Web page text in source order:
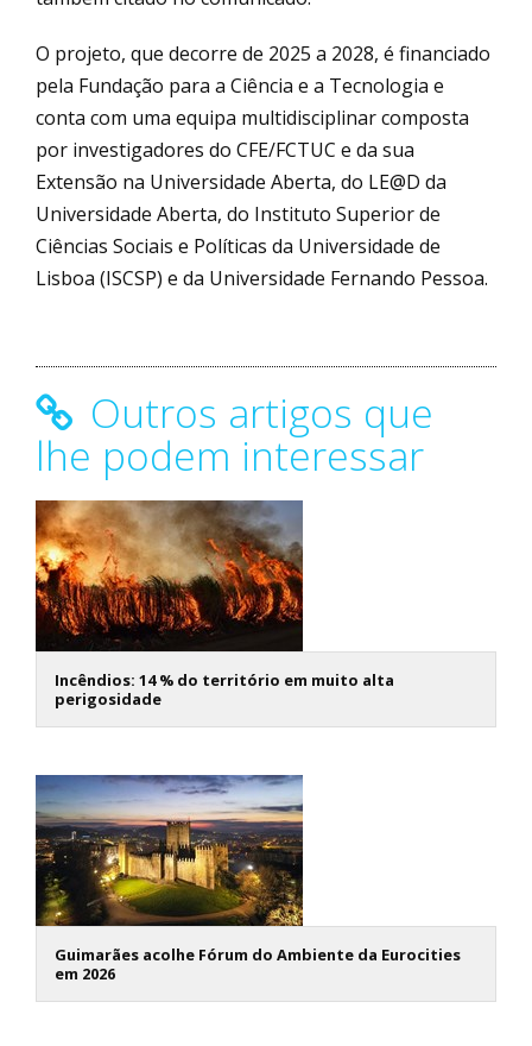
O projeto, que decorre de 2025 a 2028, é financiado
pela Fundação para a Ciência e a Tecnologia e
conta com uma equipa multidisciplinar composta
por investigadores do CFE/FCTUC e da sua
Extensão na Universidade Aberta, do LE@D da
Universidade Aberta, do Instituto Superior de
Ciências Sociais e Políticas da Universidade de
Lisboa (ISCSP) e da Universidade Fernando Pessoa.
Outros artigos que
lhe podem interessar
Incêndios: 14 % do território em muito alta
perigosidade
Guimarães acolhe Fórum do Ambiente da Eurocities
em 2026